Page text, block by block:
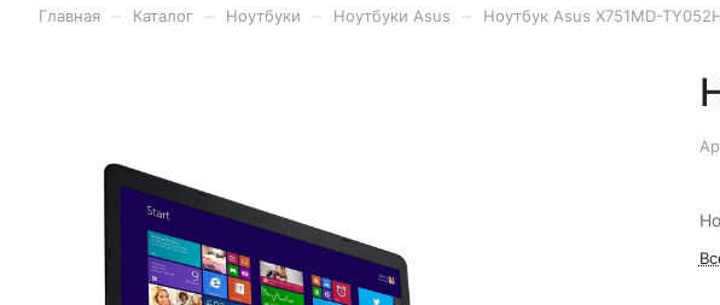
Главная Каталог Ноутбуки Ноутбуки Asus Ноутбук Asus X751MD-